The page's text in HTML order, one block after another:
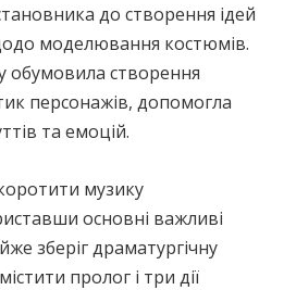
до створення ідей
моделювання костюмів.
обумовила створення
персонажів, допомогла
та емоцій.
музику
основні важливі
зберіг драматургічну
пролог і три дії